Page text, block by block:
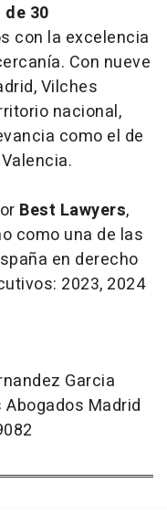
de 30
con la excelencia
Con nueve
Vilches
nacional,
como el de
Best Lawyers,
como una de las
en derecho
2023, 2024
Garcia
Madrid